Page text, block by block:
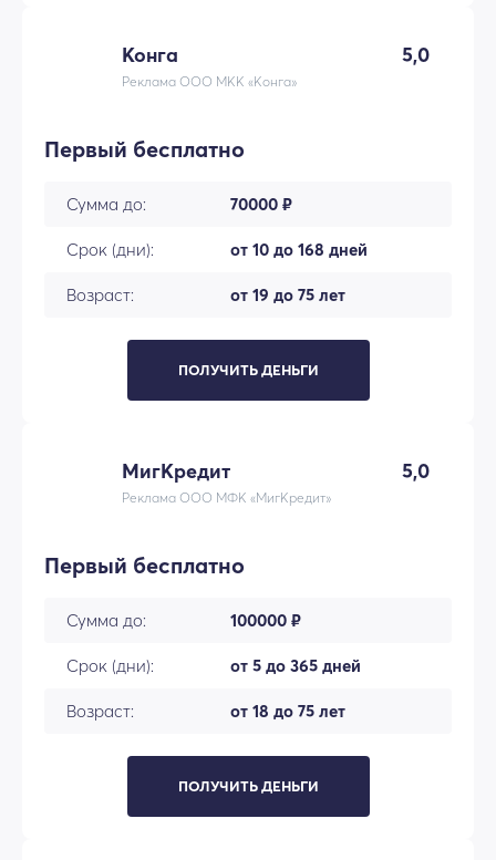
Конга 5,0
Реклама ООО МКК «Конга»
Первый бесплатно
Сумма до: 70000 ₽
Срок (дни): от 10 до 168 дней
Возраст: от 19 до 75 лет
ПОЛУЧИТЬ ДЕНЬГИ
МигКредит 5,0
Реклама ООО МФК «МигКредит»
Первый бесплатно
Сумма до: 100000 ₽
Срок (дни): от 5 до 365 дней
Возраст: от 18 до 75 лет
ПОЛУЧИТЬ ДЕНЬГИ